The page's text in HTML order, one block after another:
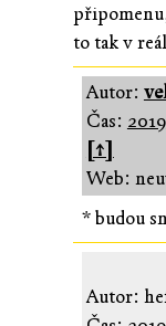
to tak v
Autor:
Čas:
[↑]
Web:
* budou
Autor: